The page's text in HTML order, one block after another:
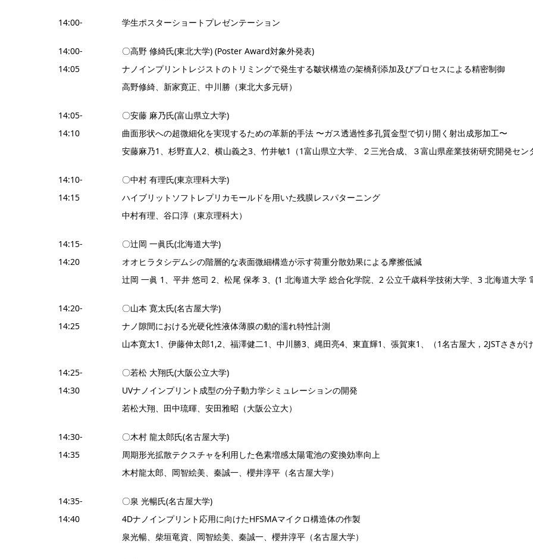
14:00- 学生ポスターショートプレゼンテーション
14:00-
14:05
〇高野 修綺氏(東北大学) (Poster Award対象外発表)
ナノインプリントレジストのトリミングで発生する皺状構造の架橋剤添加及びプロセスによる精密制御
高野修綺、新家寛正、中川勝（東北大多元研）
14:05-
14:10
〇安藤 麻乃氏(富山県立大学)
曲面形状への超微細化を実現するための革新的手法 〜ガス透過性多孔質金型で切り開く射出成形加工〜
安藤麻乃1、杉野直人2、横山義之3、竹井敏1（1富山県立大学、２三光合成、３富山県産業技術研究開発セン
14:10-
14:15
〇中村 有理氏(東京理科大学)
ハイブリットソフトレプリカモールドを用いた残膜レスパターニング
中村有理、谷口淳（東京理科大）
14:15-
14:20
〇辻岡 一眞氏(北海道大学)
オオヒラタシデムシの階層的な表面微細構造が示す荷重分散効果による摩擦低減
辻岡 一眞 1、平井 悠司 2、松尾 保孝 3、(1 北海道大学 総合化学院、2 公立千歳科学技術大学、3 北海道大学
14:20-
14:25
〇山本 寛太氏(名古屋大学)
ナノ隙間における光硬化性液体薄膜の動的濡れ特性計測
山本寛太1、伊藤伸太郎1,2、福澤健二1、中川勝3、縄田亮4、東直輝1、張賀東1、（1名古屋大，2JSTさきが
14:25-
14:30
〇若松 大翔氏(大阪公立大学)
UVナノインプリント成型の分子動力学シミュレーションの開発
若松大翔、田中琉暉、安田雅昭（大阪公立大）
14:30-
14:35
〇木村 龍太郎氏(名古屋大学)
周期形光拡散テクスチャを利用した色素増感太陽電池の変換効率向上
木村龍太郎、岡智絵美、秦誠一、櫻井淳平（名古屋大学）
14:35-
14:40
〇泉 光暢氏(名古屋大学)
4Dナノインプリント応用に向けたHFSMAマイクロ構造体の作製
泉光暢、柴垣竜資、岡智絵美、秦誠一、櫻井淳平（名古屋大学）